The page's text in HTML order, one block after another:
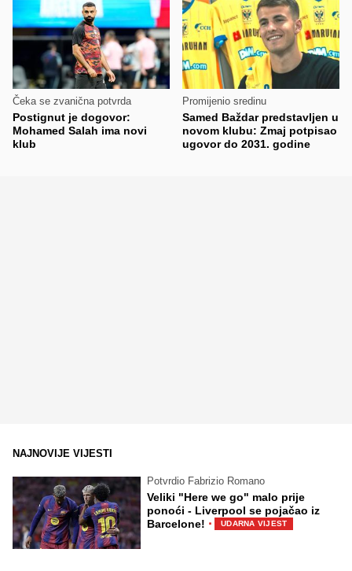
Čeka se zvanična potvrda
Postignut je dogovor:
Mohamed Salah ima novi
klub
Promijenio sredinu
Samed Baždar predstavljen u
novom klubu: Zmaj potpisao
ugovor do 2031. godine
NAJNOVIJE VIJESTI
Potvrdio Fabrizio Romano
Veliki "Here we go" malo prije
ponoći - Liverpool se pojačao iz
Barcelone! · UDARNA VIJEST